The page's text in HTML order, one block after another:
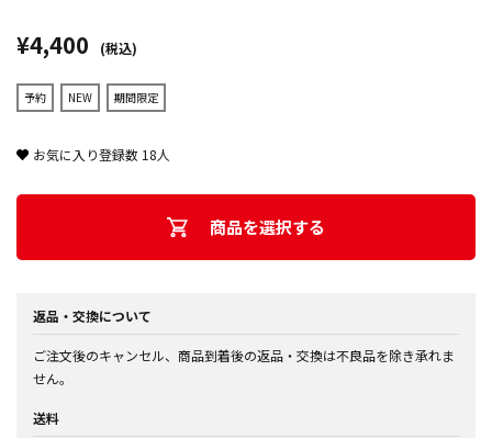
¥4,400 (税込)
予約 NEW 期間限定
お気に入り登録数 18人
商品を選択する
返品・交換について
ご注文後のキャンセル、商品到着後の返品・交換は不良品を除き承れま
せん。
送料